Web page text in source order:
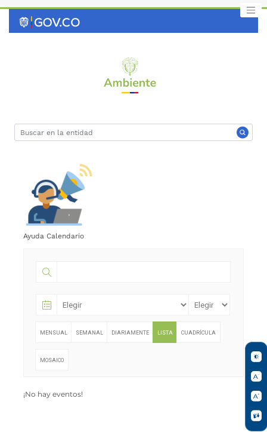
Ayuda Calendario
MENSUAL SEMANAL DIARIAMENTE LISTA CUADRÍCULA
MOSAICO
¡No hay eventos!